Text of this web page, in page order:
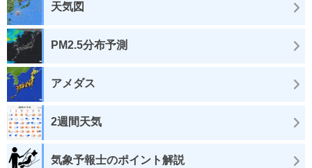
天気図
PM2.5分布予測
アメダス
2週間天気
気象予報士のポイント解説